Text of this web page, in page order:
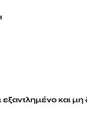
εξαντλημένο και μη